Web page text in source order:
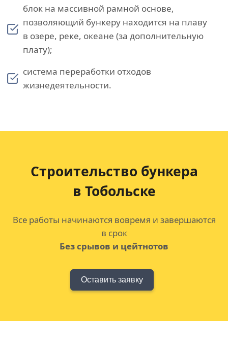
блок на массивной рамной основе,
позволяющий бункеру находится на плаву
в озере, реке, океане (за дополнительную
плату);
система переработки отходов
жизнедеятельности.
Строительство бункера
в Тобольске
Все работы начинаются вовремя и завершаются
в срок
Без срывов и цейтнотов
Оставить заявку